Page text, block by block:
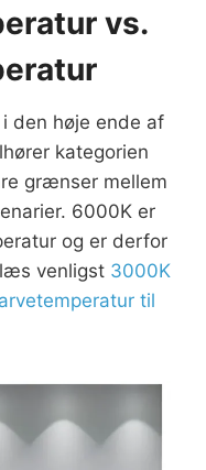
vs.
den høje ende af
kategorien
grænser mellem
6000K er
og er derfor
venligst 3000K
til